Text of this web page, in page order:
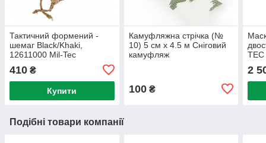
Тактичний формений -
шемаг Black/Khaki,
12611000 Mil-Tec
410 ₴
Купити
Камуфляжна стрічка (№
10) 5 см х 4.5 м Сніговий
камуфляж
100₴
2
Подібні товари компанії